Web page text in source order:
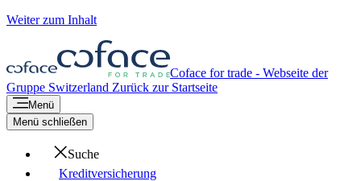
Weiter zum Inhalt
Coface for trade - Webseite der
Gruppe Switzerland Zurück zur Startseite
Menü
Menü schließen
Suche
Kreditversicherung